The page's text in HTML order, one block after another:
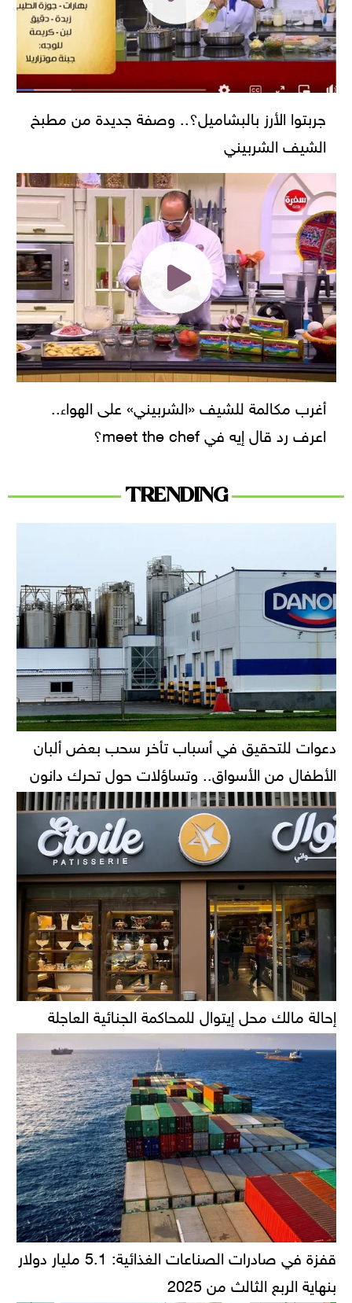
جربتوا الأرز بالبشاميل؟.. وصفة جديدة من مطبخ
الشيف الشربيني
أغرب مكالمة للشيف «الشربيني» على الهواء..
اعرف رد قال إيه في meet the chef؟
TRENDING
دعوات للتحقيق في أسباب تأخر سحب بعض ألبان
الأطفال من الأسواق.. وتساؤلات حول تحرك دانون
إحالة مالك محل إيتوال للمحاكمة الجنائية العاجلة
قفزة في صادرات الصناعات الغذائية: 5.1 مليار دولار
بنهاية الربع الثالث من 2025